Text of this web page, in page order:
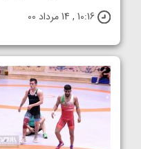
10:16 , 14 مرداد 00